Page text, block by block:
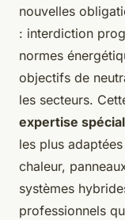
nouvelles
: interdiction
normes
objectifs de
les secteurs.
expertise
les plus
chaleur,
systèmes
professionnels